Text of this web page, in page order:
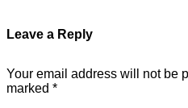
Leave a Reply
Your email address will not be
marked *